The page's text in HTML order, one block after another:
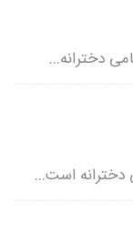
دخترانه…
دخترانه است…